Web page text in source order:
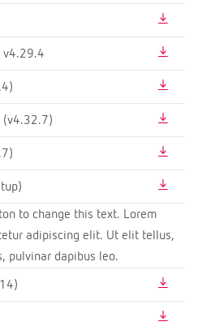
v4.29.4
(v4.32.7)
to change this text. Lorem
adipiscing elit. Ut elit tellus,
pulvinar dapibus leo.